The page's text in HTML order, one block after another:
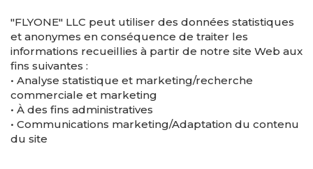
"FLYONE" LLC peut utiliser des données statistiques
et anonymes en conséquence de traiter les
informations recueillies à partir de notre site Web aux
fins suivantes :
• Analyse statistique et marketing/recherche
commerciale et marketing
• À des fins administratives
• Communications marketing/Adaptation du contenu
du site